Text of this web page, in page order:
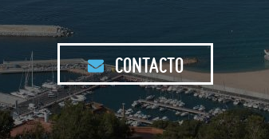
CONTACTO